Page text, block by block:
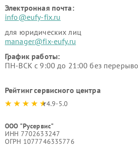
Электронная почта:
info@eufy-fix.ru
для юридических лиц
manager@fix-eufy.ru
График работы:
ПН-ВСК с 9:00 до 21:00 без
Рейтинг сервисного центра
4.9-5.0
ООО "Русервис"
ИНН 7702633247
ОГРН 1077746335776